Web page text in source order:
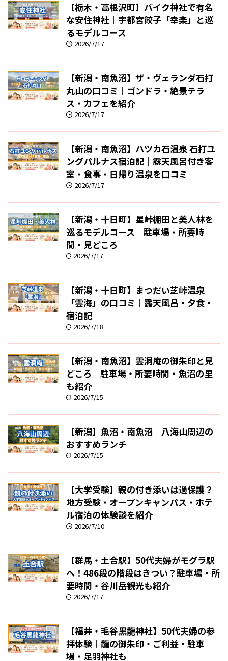
【栃木・高根沢町】バイク神社で有名
な安住神社｜宇都宮餃子「幸楽」と巡
るモデルコース
2026/7/17
【新潟・南魚沼】ザ・ヴェランダ石打
丸山の口コミ｜ゴンドラ・絶景テラ
ス・カフェを紹介
2026/7/17
【新潟・南魚沼】ハツカ石温泉 石打ユ
ングパルナス宿泊記｜露天風呂付き客
室・食事・日帰り温泉を口コミ
2026/7/17
【新潟・十日町】星峠棚田と美人林を
巡るモデルコース｜駐車場・所要時
間・見どころ
2026/7/17
【新潟・十日町】まつだい芝峠温泉
「雲海」の口コミ｜露天風呂・夕食・
宿泊記
2026/7/18
【新潟・南魚沼】雲洞庵の御朱印と見
どころ｜駐車場・所要時間・魚沼の里
も紹介
2026/7/15
【新潟】魚沼・南魚沼｜八海山周辺の
おすすめランチ
2026/7/15
【大学受験】親の付き添いは過保護？
地方受験・オープンキャンパス・ホテ
ル宿泊の体験談を紹介
2026/7/10
【群馬・土合駅】50代夫婦がモグラ駅
へ！486段の階段はきつい？駐車場・所
要時間・谷川岳観光も紹介
2026/7/17
【福井・毛谷黒龍神社】50代夫婦の参
拝体験｜龍の御朱印・ご利益・駐車
場・足羽神社も